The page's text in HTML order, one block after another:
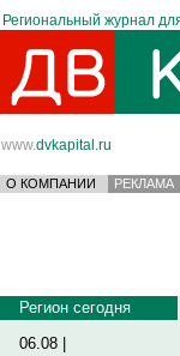
Региональный журнал
www.dvkapital.ru
О КОМПАНИИ РЕКЛАМА
Регион сегодня
06.08 |